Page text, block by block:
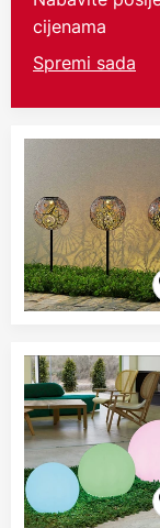
cijenama
Spremi sada